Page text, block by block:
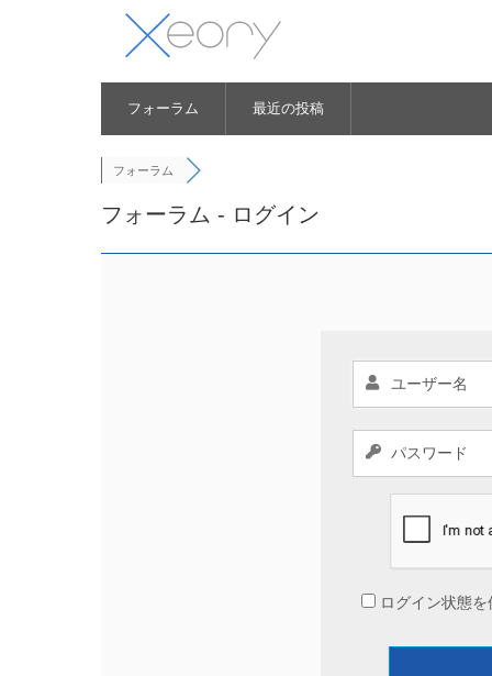
フォーラム 最近の投稿
フォーラム
フォーラム - ログイン
ログイン状態